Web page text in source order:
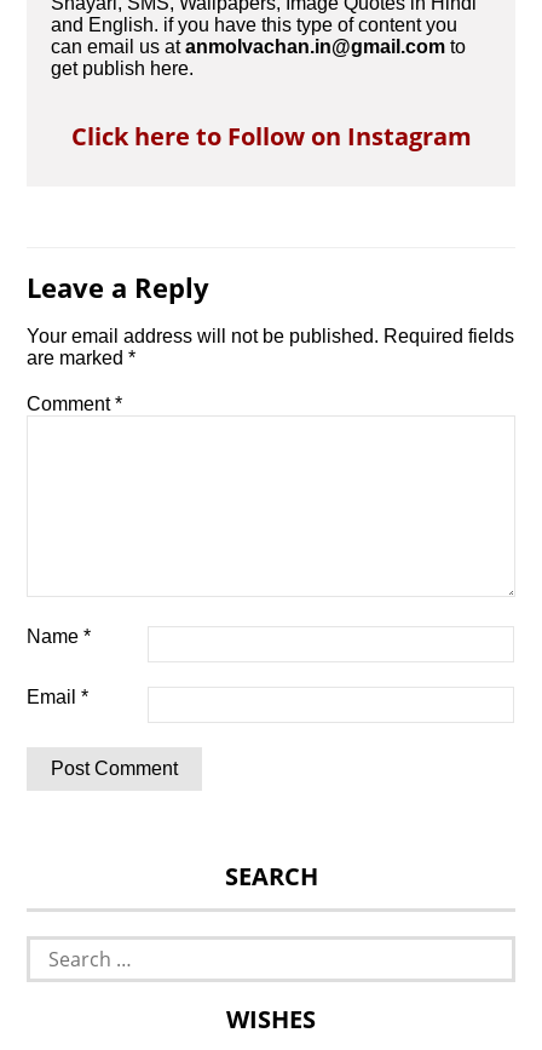
and English. if you have this type of content you
can email us atanmolvachan.in@gmail.com to
get publish here.
Click here to Follow on Instagram
Leave a Reply
Your email address will not be published. Required fields
are marked*
Comment*
Name*
Email*
SEARCH
Search
for:
WISHES